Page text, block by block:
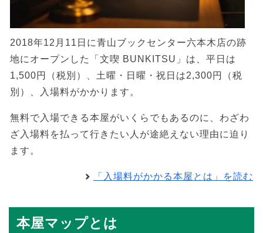
2018年12月11日に青山ブックセンター六本木店の跡
地にオープンした「文喫 BUNKITSU」は、平日は
1,500円（税別）、土曜・日曜・祝日は2,300円（税
別）、入場料がかかります。
無料で入場できる本屋がいくらでもあるのに、わざわ
ざ入場料を払って行きたい人が途絶えない理由に迫り
ます。
「入場料がかかる本屋とは」を読む
本屋マップとは